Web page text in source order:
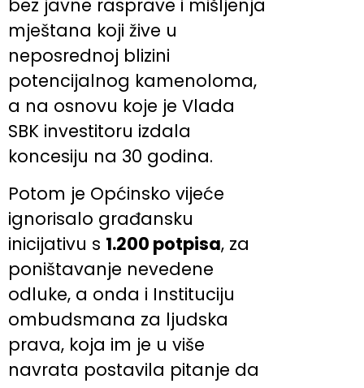
bez javne rasprave i mišljenja
mještana koji žive u
neposrednoj blizini
potencijalnog kamenoloma,
a na osnovu koje je Vlada
SBK investitoru izdala
koncesiju na 30 godina.
Potom je Općinsko vijeće
ignorisalo građansku
inicijativu s 1.200 potpisa, za
poništavanje nevedene
odluke, a onda i Instituciju
ombudsmana za ljudska
prava, koja im je u više
navrata postavila pitanje da